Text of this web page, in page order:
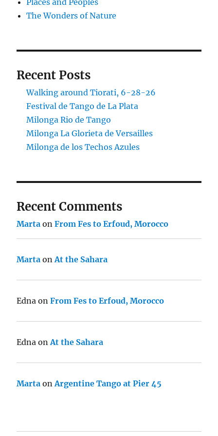
The Wonders of Nature
Recent Posts
Walking around Tiorati, 6-28-26
Festival de Tango de La Plata
Milonga Rio de Tango
Milonga La Glorieta de Versailles
Milonga de los Techos Azules
Recent Comments
Marta onFrom Fes to Erfoud, Morocco
Marta onAt the Sahara
Edna onFrom Fes to Erfoud, Morocco
Edna onAt the Sahara
Marta onArgentine Tango at Pier 45